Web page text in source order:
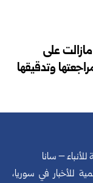
مازالت على
وتدقيقها
للأنباء – سانا
للأخبار في سوريا،